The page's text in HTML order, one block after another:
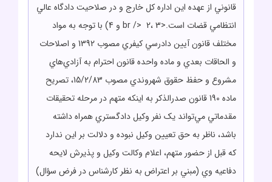
قانوني از عهده اين اداره کل خارج و در صلاحيت دادگاه عالي
انتظامي قضات است.<br /> 2، 3 و 4) با توجه به مواد
مختلف قانون آيين دادرسي کيفري مصوب 1392 و اصلاحات
و الحاقات بعدي و ماده واحده قانون احترام به آزادي‌هاي
مشروع و حفظ حقوق شهروندي مصوب 15/2/83، تصريح
ماده 190 قانون صدرالذکر به اينکه متهم در مرحله تحقيقات
مقدماتي مي‌تواند يک نفر وکيل دادگستري همراه داشته
باشد، ناظر به حق تعيين وکيل نبوده و دلالت بر اين ندارد
که قبل از حضور متهم، اعلام وکالت وکيل و پذيرش لايحه
دفاعيه وي (مبني بر اعتراض به نظر کارشناس در فرض سؤال)